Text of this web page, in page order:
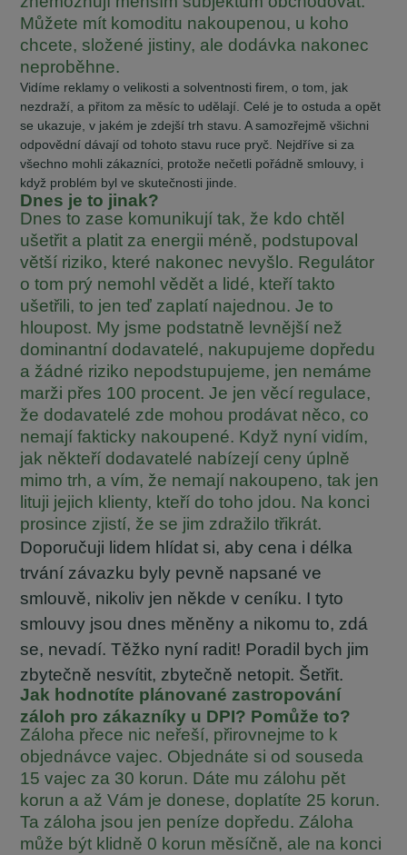
Můžete mít komoditu nakoupenou, u koho
chcete, složené jistiny, ale dodávka nakonec
neproběhne.
Vidíme reklamy o velikosti a solventnosti firem, o tom, jak
nezdraží, a přitom za měsíc to udělají. Celé je to ostuda a opět
se ukazuje, v jakém je zdejší trh stavu. A samozřejmě všichni
odpovědní dávají od tohoto stavu ruce pryč. Nejdříve si za
všechno mohli zákazníci, protože nečetli pořádně smlouvy, i
když problém byl ve skutečnosti jinde.
Dnes je to jinak?
Dnes to zase komunikují tak, že kdo chtěl
ušetřit a platit za energii méně, podstupoval
větší riziko, které nakonec nevyšlo. Regulátor
o tom prý nemohl vědět a lidé, kteří takto
ušetřili, to jen teď zaplatí najednou. Je to
hloupost. My jsme podstatně levnější než
dominantní dodavatelé, nakupujeme dopředu
a žádné riziko nepodstupujeme, jen nemáme
marži přes 100 procent. Je jen věcí regulace,
že dodavatelé zde mohou prodávat něco, co
nemají fakticky nakoupené. Když nyní vidím,
jak někteří dodavatelé nabízejí ceny úplně
mimo trh, a vím, že nemají nakoupeno, tak jen
lituji jejich klienty, kteří do toho jdou. Na konci
prosince zjistí, že se jim zdražilo třikrát.
Doporučuji lidem hlídat si, aby cena i délka
trvání závazku byly pevně napsané ve
smlouvě, nikoliv jen někde v ceníku. I tyto
smlouvy jsou dnes měněny a nikomu to, zdá
se, nevadí. Těžko nyní radit! Poradil bych jim
zbytečně nesvítit, zbytečně netopit. Šetřit.
Jak hodnotíte plánované zastropování
záloh pro zákazníky u DPI? Pomůže to?
Záloha přece nic neřeší, přirovnejme to k
objednávce vajec. Objednáte si od souseda
15 vajec za 30 korun. Dáte mu zálohu pět
korun a až Vám je donese, doplatíte 25 korun.
Ta záloha jsou jen peníze dopředu. Záloha
může být klidně 0 korun měsíčně, ale na konci